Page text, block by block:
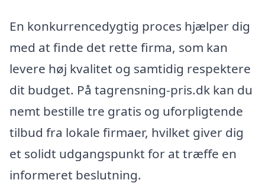
En konkurrencedygtig proces hjælper dig
med at finde det rette firma, som kan
levere høj kvalitet og samtidig respektere
dit budget. På tagrensning-pris.dk kan du
nemt bestille tre gratis og uforpligtende
tilbud fra lokale firmaer, hvilket giver dig
et solidt udgangspunkt for at træffe en
informeret beslutning.